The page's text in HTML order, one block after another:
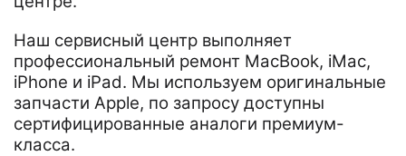
Наш сервисный центр выполняет
профессиональный ремонт MacBook, iMac,
iPhone и iPad. Мы используем оригинальные
запчасти Apple, по запросу доступны
сертифицированные аналоги премиум-
класса.